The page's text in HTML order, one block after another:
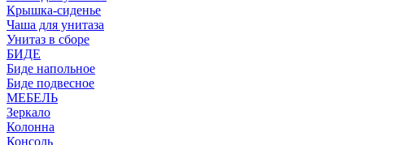
Крышка-сиденье
Чаша для унитаза
Унитаз в сборе
БИДЕ
Биде напольное
Биде подвесное
МЕБЕЛЬ
Зеркало
Колонна
Консоль